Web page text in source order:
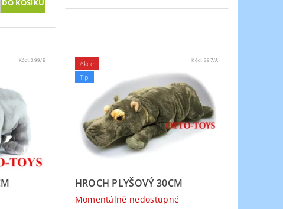
Kód:099/B
Akce
Tip
Kód:397/A
HROCH PLYŠOVÝ 30CM
Momentálně nedostupné